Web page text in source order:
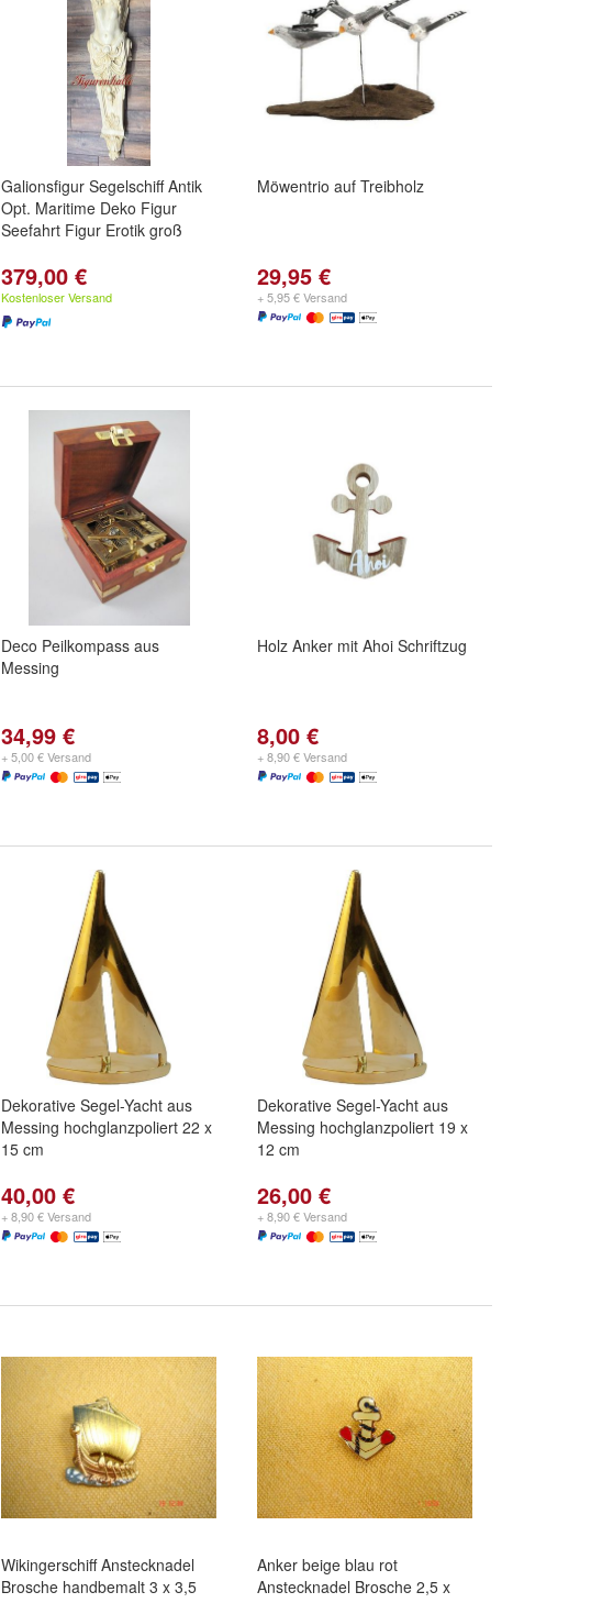
Galionsfigur Segelschiff Antik
Opt. Maritime Deko Figur
Seefahrt Figur Erotik groß
379,00 €
Kostenloser Versand
Möwentrio auf Treibholz
29,95 €
+ 5,95 € Versand
Deco Peilkompass aus
Messing
34,99 €
+ 5,00 € Versand
Holz Anker mit Ahoi Schriftzug
8,00 €
+ 8,90 € Versand
Dekorative Segel-Yacht aus
Messing hochglanzpoliert 22 x
15 cm
40,00 €
+ 8,90 € Versand
Dekorative Segel-Yacht aus
Messing hochglanzpoliert 19 x
12 cm
26,00 €
+ 8,90 € Versand
Wikingerschiff Anstecknadel
Brosche handbemalt 3 x 3,5
Anker beige blau rot
Anstecknadel Brosche 2,5 x